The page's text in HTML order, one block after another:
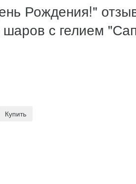
Рождения!"
шаров с гелием